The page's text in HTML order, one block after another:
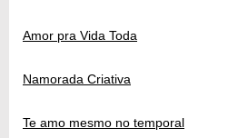
Amor pra Vida Toda
Namorada Criativa
Te amo mesmo no temporal